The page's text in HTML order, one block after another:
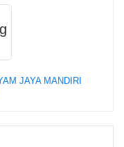
JAYA MANDIRI